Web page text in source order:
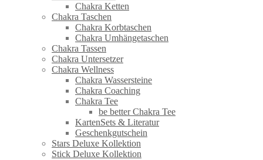
Chakra Ketten
Chakra Taschen
Chakra Korbtaschen
Chakra Umhängetaschen
Chakra Tassen
Chakra Untersetzer
Chakra Wellness
Chakra Wassersteine
Chakra Coaching
Chakra Tee
be better Chakra Tee
KartenSets & Literatur
Geschenkgutschein
Stars Deluxe Kollektion
Stick Deluxe Kollektion